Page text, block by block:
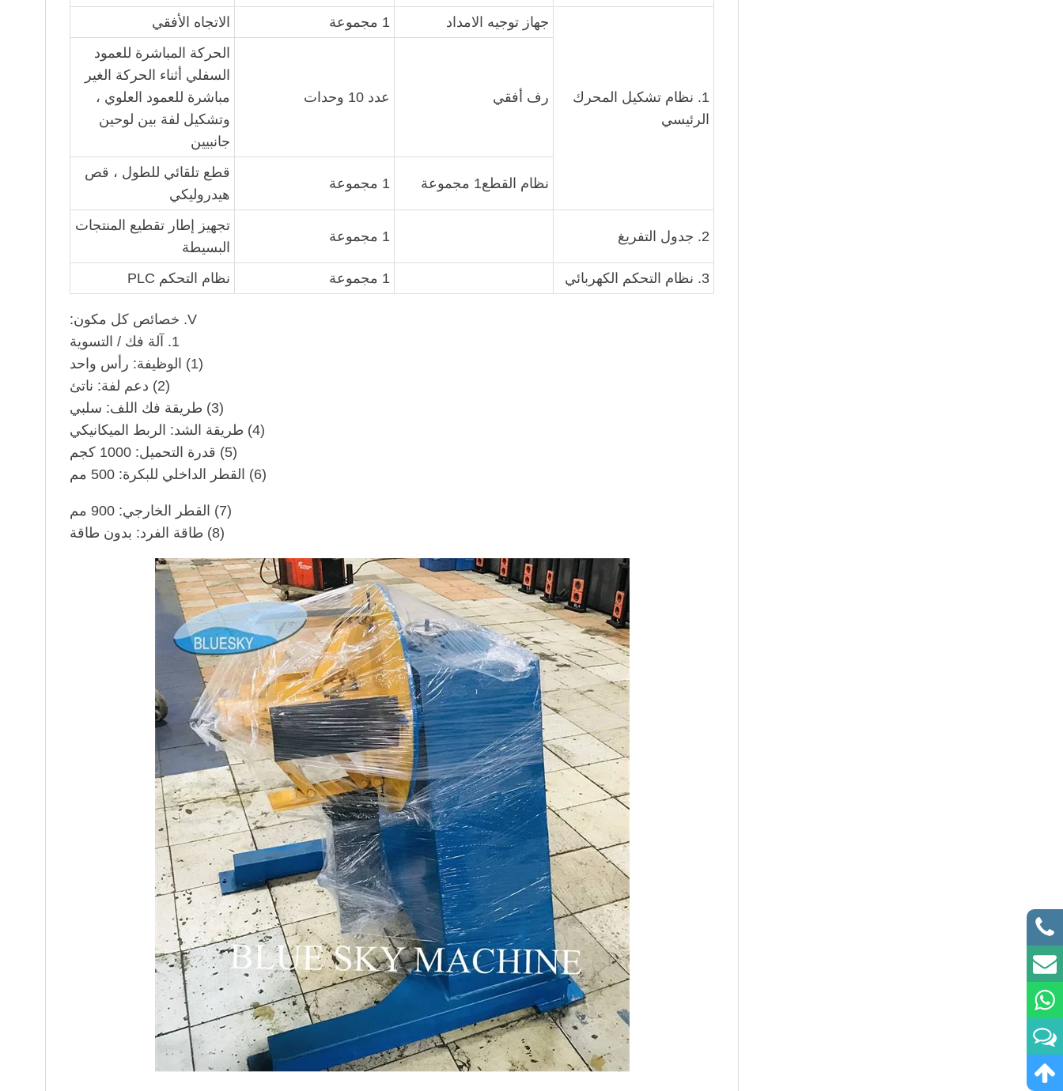
1. نظام تشكيل المحرك
الرئيسي
جهاز توجيه الامداد 1 مجموعة الاتجاه الأفقي
رف أفقي عدد 10 وحدات
الحركة المباشرة للعمود
السفلي أثناء الحركة الغير
مباشرة للعمود العلوي ،
وتشكيل لفة بين لوحين
جانبيين
نظام القطع1 مجموعة 1 مجموعة
قطع تلقائي للطول ، قص
هيدروليكي
2. جدول التفريغ 1 مجموعة
تجهيز إطار تقطيع المنتجات
البسيطة
3. نظام التحكم الكهربائي
1 مجموعة نظام التحكم PLC
V. خصائص كل مكون:
1. آلة فك / التسوية
(1) الوظيفة: رأس واحد
(2) دعم لفة: ناتئ
(3) طريقة فك اللف: سلبي
(4) طريقة الشد: الربط الميكانيكي
(5) قدرة التحميل: 1000 كجم
(6) القطر الداخلي للبكرة: 500 مم
(7) القطر الخارجي: 900 مم
(8) طاقة الفرد: بدون طاقة